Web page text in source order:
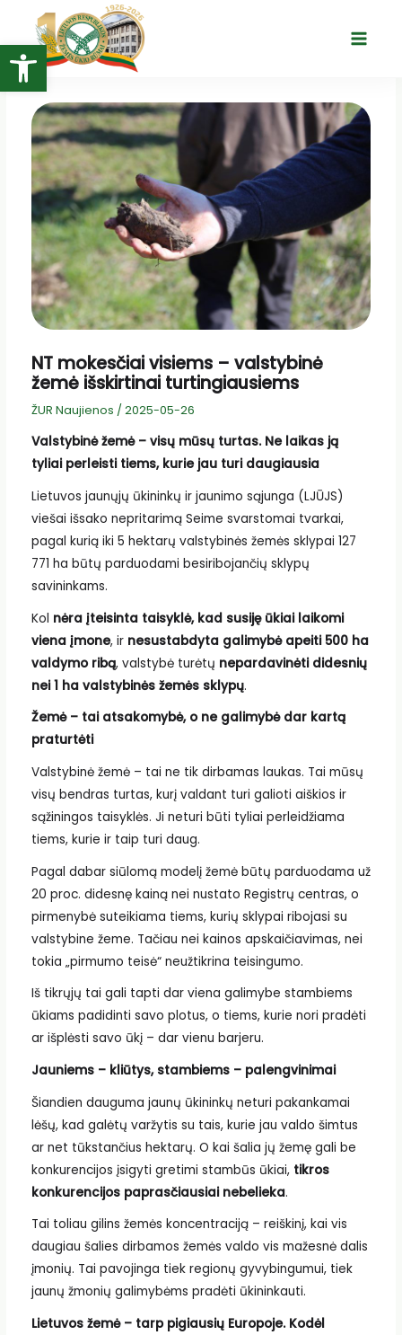
Open toolbar
turinio
Main
NT mokesčiai visiems – valstybinė
žemė išskirtinai turtingiausiems
ŽUR Naujienos / 2025-05-26
Valstybinė žemė – visų mūsų turtas. Ne laikas ją
tyliai perleisti tiems, kurie jau turi daugiausia
Lietuvos jaunųjų ūkininkų ir jaunimo sąjunga (LJŪJS)
viešai išsako nepritarimą Seime svarstomai tvarkai,
pagal kurią iki 5 hektarų valstybinės žemės sklypai 127
771 ha būtų parduodami besiribojančių sklypų
savininkams.
Kol nėra įteisinta taisyklė, kad susiję ūkiai laikomi
viena įmone, ir nesustabdyta galimybė apeiti 500 ha
valdymo ribą, valstybė turėtų nepardavinėti didesnių
nei 1 ha valstybinės žemės sklypų.
Žemė – tai atsakomybė, o ne galimybė dar kartą
praturtėti
Valstybinė žemė – tai ne tik dirbamas laukas. Tai mūsų
visų bendras turtas, kurį valdant turi galioti aiškios ir
sąžiningos taisyklės. Ji neturi būti tyliai perleidžiama
tiems, kurie ir taip turi daug.
Pagal dabar siūlomą modelį žemė būtų parduodama už
20 proc. didesnę kainą nei nustato Registrų centras, o
pirmenybė suteikiama tiems, kurių sklypai ribojasi su
valstybine žeme. Tačiau nei kainos apskaičiavimas, nei
tokia „pirmumo teisė“ neužtikrina teisingumo.
Iš tikrųjų tai gali tapti dar viena galimybe stambiems
ūkiams padidinti savo plotus, o tiems, kurie nori pradėti
ar išplėsti savo ūkį – dar vienu barjeru.
Jauniems – kliūtys, stambiems – palengvinimai
Šiandien dauguma jaunų ūkininkų neturi pakankamai
lėšų, kad galėtų varžytis su tais, kurie jau valdo šimtus
ar net tūkstančius hektarų. O kai šalia jų žemę gali be
konkurencijos įsigyti gretimi stambūs ūkiai, tikros
konkurencijos paprasčiausiai nebelieka.
Tai toliau gilins žemės koncentraciją – reiškinį, kai vis
daugiau šalies dirbamos žemės valdo vis mažesnė dalis
įmonių. Tai pavojinga tiek regionų gyvybingumui, tiek
jaunų žmonių galimybėms pradėti ūkininkauti.
Lietuvos žemė – tarp pigiausių Europoje. Kodėl